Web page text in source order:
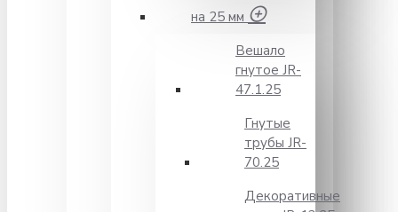
на 25 мм
Вешало
гнутое JR-
47.1.25
Гнутые
трубы JR-
70.25
Декоративные